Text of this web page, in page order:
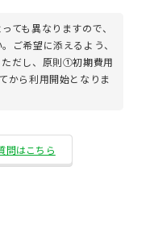
ても異なりますので、
ご希望に添えるよう、
だし、原則①初期費用
から利用開始となりま
問はこちら